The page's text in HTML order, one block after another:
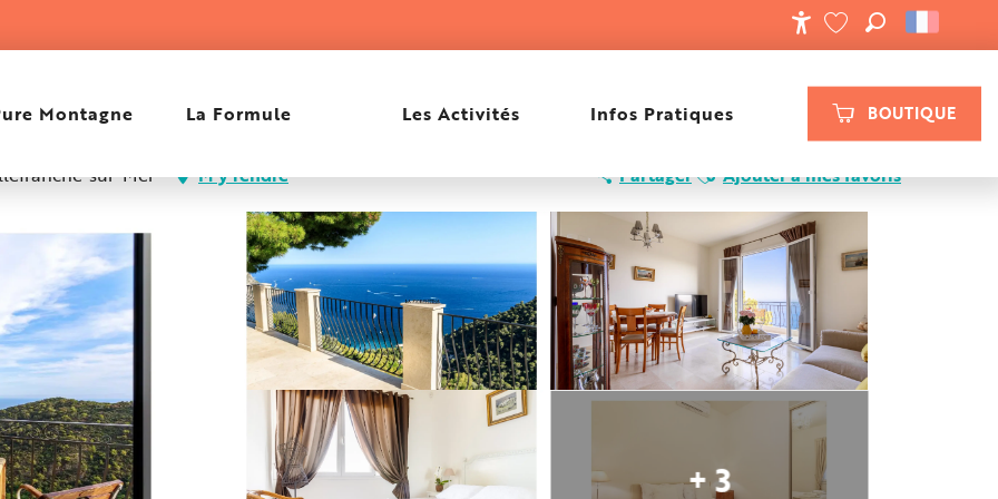
BOUTIQUE
VOIR LES FAVORIS
RECHERCHE
Montagne La Formule Les Activités Infos Pratiques
sur-Mer M'y rendre Partager Ajouter à mes favoris
+ 3